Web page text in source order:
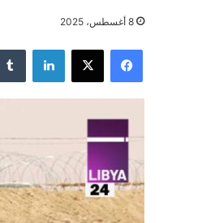
8 أغسطس، 2025
فيسبوك ‫X لينكدإن